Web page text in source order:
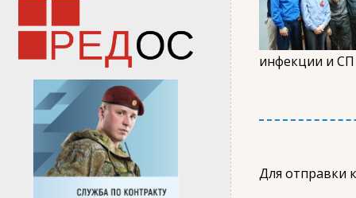
инфекции и
Для отправки